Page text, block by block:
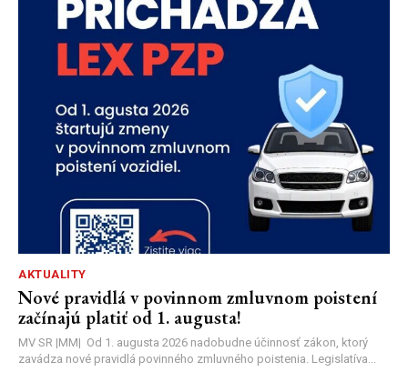
AKTUALITY
Nové pravidlá v povinnom zmluvnom poistení
začínajú platiť od 1. augusta!
MV SR |MM| Od 1. augusta 2026 nadobudne účinnosť zákon, ktorý
zavádza nové pravidlá povinného zmluvného poistenia. Legislatíva...